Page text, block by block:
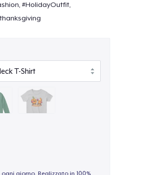
#HolidayOutfit,
giorno. Realizzato in 100%